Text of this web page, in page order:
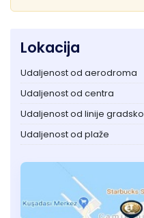
Lokacija
Udaljenost od aerodroma
Udaljenost od centra
Udaljenost od linije
Udaljenost od plaže